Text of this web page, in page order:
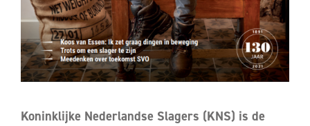
Koninklijke Nederlandse Slagers (KNS) is de